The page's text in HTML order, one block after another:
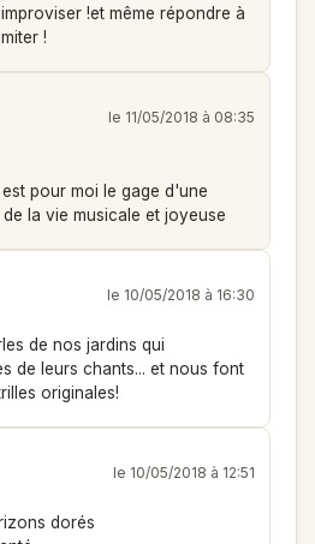
!et même répondre à
!
le 11/05/2018 à 08:35
pour moi le gage d'une
la vie musicale et joyeuse
le 10/05/2018 à 16:30
de nos jardins qui
de leurs chants... et nous font
originales!
le 10/05/2018 à 12:51
dorés